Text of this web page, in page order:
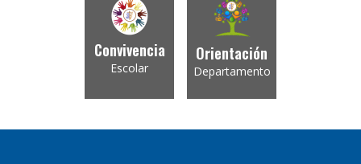
Convivencia
Escolar
Orientación
Departamento